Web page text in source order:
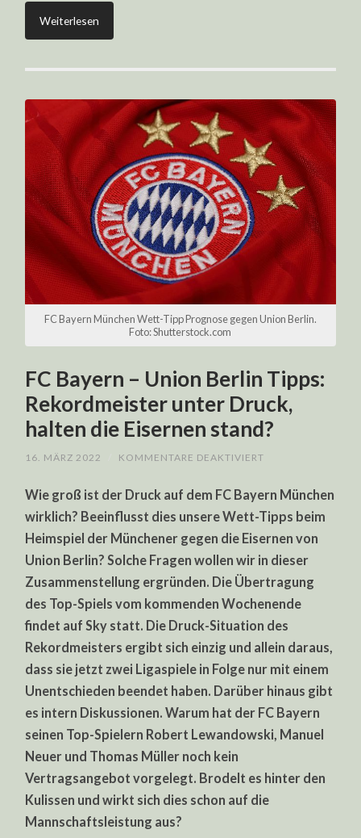
Weiterlesen
FC Bayern München Wett-Tipp Prognose gegen Union Berlin.
Foto: Shutterstock.com
FC Bayern – Union Berlin Tipps:
Rekordmeister unter Druck,
halten die Eisernen stand?
16. MÄRZ 2022 KOMMENTARE DEAKTIVIERT
–
BERLIN
REKORDMEISTER
UNTER
DRUCK,
HALTEN
DIE
EISERNEN
Wie groß ist der Druck auf dem FC Bayern München
wirklich? Beeinflusst dies unsere Wett-Tipps beim
Heimspiel der Münchener gegen die Eisernen von
Union Berlin? Solche Fragen wollen wir in dieser
Zusammenstellung ergründen. Die Übertragung
des Top-Spiels vom kommenden Wochenende
findet auf Sky statt. Die Druck-Situation des
Rekordmeisters ergibt sich einzig und allein daraus,
dass sie jetzt zwei Ligaspiele in Folge nur mit einem
Unentschieden beendet haben. Darüber hinaus gibt
es intern Diskussionen. Warum hat der FC Bayern
seinen Top-Spielern Robert Lewandowski, Manuel
Neuer und Thomas Müller noch kein
Vertragsangebot vorgelegt. Brodelt es hinter den
Kulissen und wirkt sich dies schon auf die
Mannschaftsleistung aus?